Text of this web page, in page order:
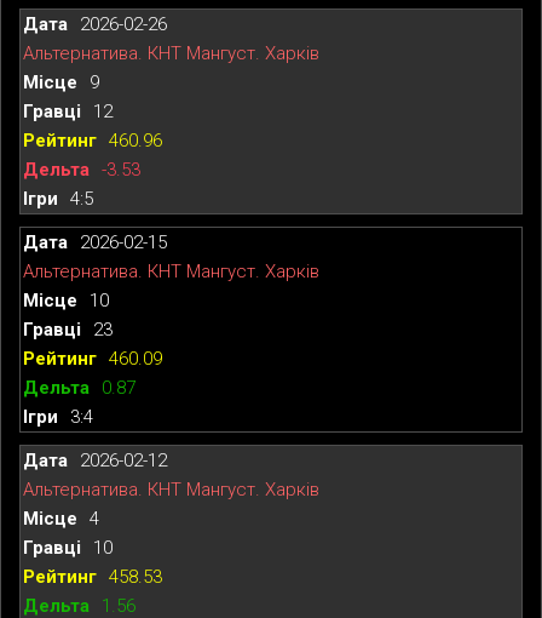
2026-02-26
Альтернатива. КНТ Мангуст. Харків
9
12
460.96
-3.53
4:5
2026-02-15
Альтернатива. КНТ Мангуст. Харків
10
23
460.09
0.87
3:4
2026-02-12
Альтернатива. КНТ Мангуст. Харків
4
10
458.53
1.56